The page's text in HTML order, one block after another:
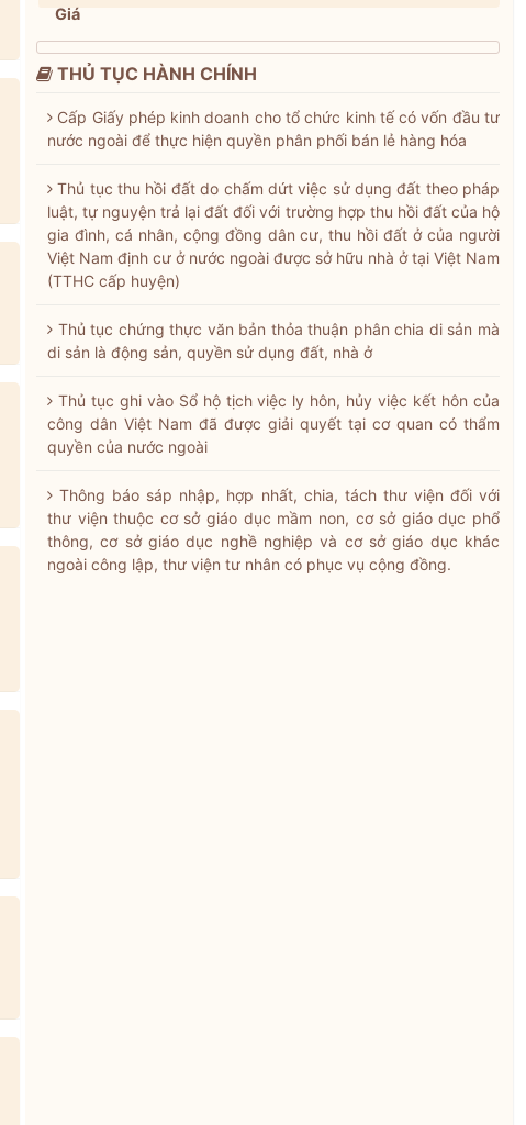
Giá
THỦ TỤC HÀNH CHÍNH
Cấp Giấy phép kinh doanh cho tổ chức kinh tế có vốn đầu tư
nước ngoài để thực hiện quyền phân phối bán lẻ hàng hóa
Thủ tục thu hồi đất do chấm dứt việc sử dụng đất theo pháp
luật, tự nguyện trả lại đất đối với trường hợp thu hồi đất của hộ
gia đình, cá nhân, cộng đồng dân cư, thu hồi đất ở của người
Việt Nam định cư ở nước ngoài được sở hữu nhà ở tại Việt Nam
(TTHC cấp huyện)
Thủ tục chứng thực văn bản thỏa thuận phân chia di sản mà
di sản là động sản, quyền sử dụng đất, nhà ở
Thủ tục ghi vào Sổ hộ tịch việc ly hôn, hủy việc kết hôn của
công dân Việt Nam đã được giải quyết tại cơ quan có thẩm
quyền của nước ngoài
Thông báo sáp nhập, hợp nhất, chia, tách thư viện đối với
thư viện thuộc cơ sở giáo dục mầm non, cơ sở giáo dục phổ
thông, cơ sở giáo dục nghề nghiệp và cơ sở giáo dục khác
ngoài công lập, thư viện tư nhân có phục vụ cộng đồng.